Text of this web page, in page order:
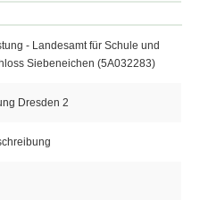
- Landesamt für Schule und
Siebeneichen (5A032283)
Dresden 2